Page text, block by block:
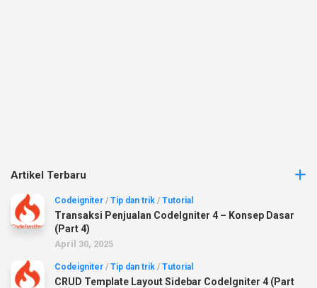
Artikel Terbaru
Codeigniter / Tip dan trik / Tutorial
Transaksi Penjualan CodeIgniter 4 – Konsep Dasar
(Part 4)
April 30, 2025
Codeigniter / Tip dan trik / Tutorial
CRUD Template Layout Sidebar CodeIgniter 4 (Part